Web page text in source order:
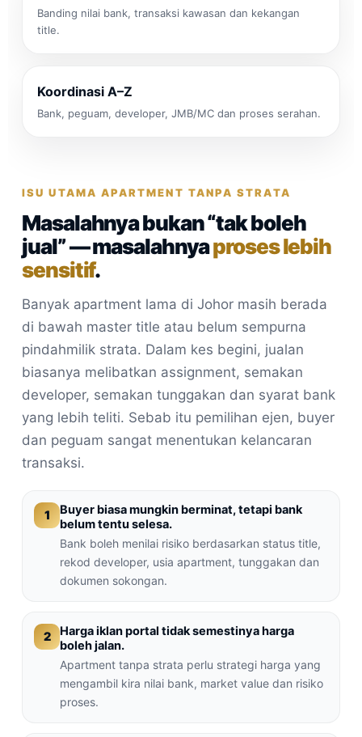
Banding nilai bank, transaksi kawasan dan kekangan
title.
Koordinasi A–Z
Bank, peguam, developer, JMB/MC dan proses serahan.
ISU UTAMA APARTMENT TANPA STRATA
Masalahnya bukan “tak boleh
jual” — masalahnyaproses lebih
sensitif.
Banyak apartment lama di Johor masih berada
di bawah master title atau belum sempurna
pindahmilik strata. Dalam kes begini, jualan
biasanya melibatkan assignment, semakan
developer, semakan tunggakan dan syarat bank
yang lebih teliti. Sebab itu pemilihan ejen, buyer
dan peguam sangat menentukan kelancaran
transaksi.
1
Buyer biasa mungkin berminat, tetapi bank
belum tentu selesa.
Bank boleh menilai risiko berdasarkan status title,
rekod developer, usia apartment, tunggakan dan
dokumen sokongan.
2
Harga iklan portal tidak semestinya harga
boleh jalan.
Apartment tanpa strata perlu strategi harga yang
mengambil kira nilai bank, market value dan risiko
proses.